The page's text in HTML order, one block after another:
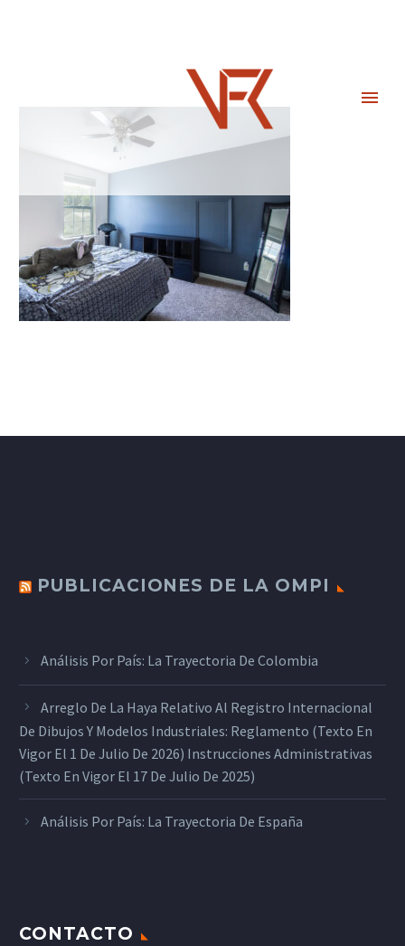
PUBLICACIONES DE LA OMPI
Análisis Por País: La Trayectoria De Colombia
Arreglo De La Haya Relativo Al Registro Internacional
De Dibujos Y Modelos Industriales: Reglamento (texto En
Vigor El 1 De Julio De 2026) Instrucciones Administrativas
(texto En Vigor El 17 De Julio De 2025)
Análisis Por País: La Trayectoria De España
CONTACTO